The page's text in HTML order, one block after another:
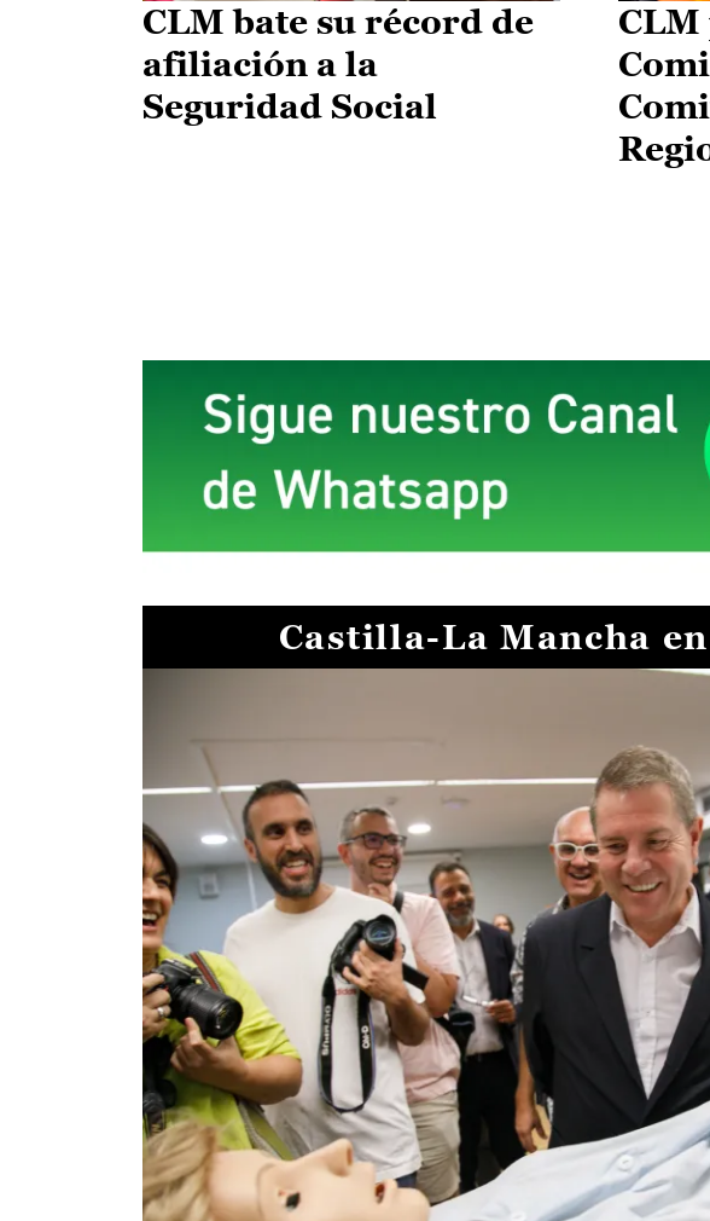
CLM bate su récord de
afiliación a la
Seguridad Social
Castilla-La Mancha